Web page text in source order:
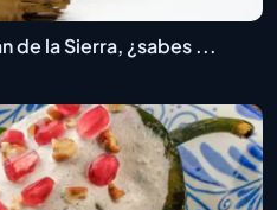
de la Sierra, ¿sabes ...